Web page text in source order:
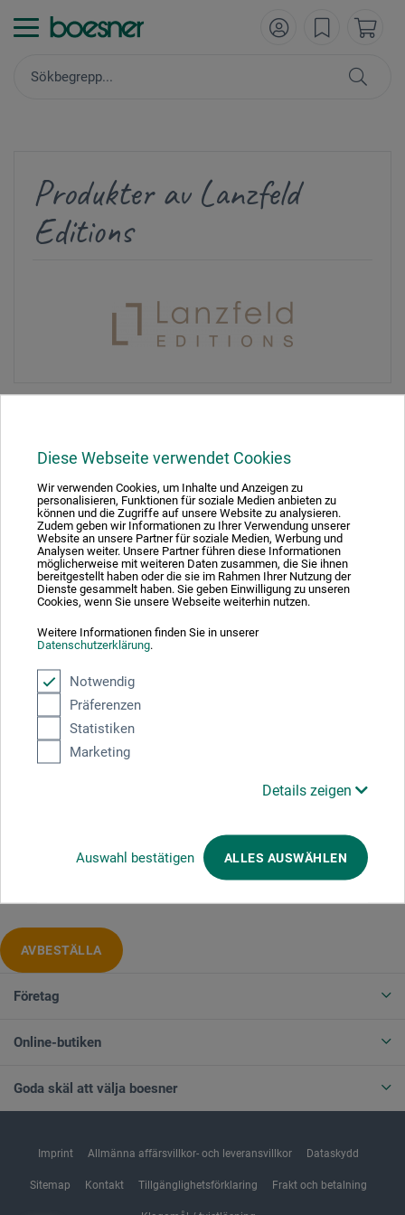
Diese Webseite verwendet Cookies
Wir verwenden Cookies, um Inhalte und Anzeigen zu
personalisieren, Funktionen für soziale Medien anbieten zu
können und die Zugriffe auf unsere Website zu analysieren.
Zudem geben wir Informationen zu Ihrer Verwendung unserer
Website an unsere Partner für soziale Medien, Werbung und
Analysen weiter. Unsere Partner führen diese Informationen
möglicherweise mit weiteren Daten zusammen, die Sie ihnen
bereitgestellt haben oder die sie im Rahmen Ihrer Nutzung der
Dienste gesammelt haben. Sie geben Einwilligung zu unseren
Cookies, wenn Sie unsere Webseite weiterhin nutzen.
Weitere Informationen finden Sie in unserer
Datenschutzerklärung.
Notwendig
Präferenzen
Statistiken
Marketing
Details zeigen
Auswahl bestätigen ALLES AUSWÄHLEN
Produkter av Lanzfeld
Editions
1
Absolut säker
Välj betalningssätt
AVBESTÄLLA
Företag
Online-butiken
Goda skäl att välja boesner
Imprint Allmänna affärsvillkor- och leveransvillkor Dataskydd
Sitemap Kontakt Tillgänglighetsförklaring Frakt och betalning